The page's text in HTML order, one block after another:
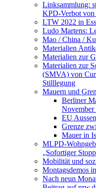
Linksammlung:
KPD-Verbot von
LTW 2022 in
Ludo Martens:
Mao / China /
Materialien
Materialien zur
Materialien zur
(SMVA) von
Stilllegung
Mauern und
Berliner
November
EU
Grenze
Mauer in
MLPD-
„Sofortiger
Mobilität und
Montagsdemos
Nach neun